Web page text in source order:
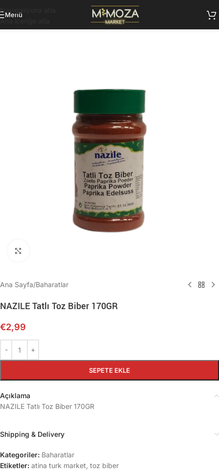
Navigasyona atla
Ana içeriğe atla
Menü
Ana Sayfa/Baharatlar
NAZILE Tatlı Toz Biber 170GR
€2,99
SEPETE EKLE
Açıklama
NAZILE Tatlı Toz Biber 170GR
Shipping & Delivery
Kategoriler: Baharatlar
Etiketler: atina turk market toz biber